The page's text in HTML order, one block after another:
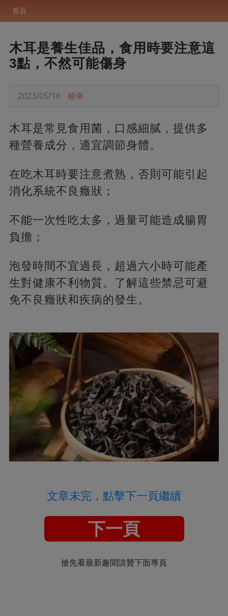
首頁
木耳是養生佳品，食用時要注意這
3點，不然可能傷身
2023/05/16 檢舉
木耳是常見食用菌，口感細膩，提供多
種營養成分，適宜調節身體。
在吃木耳時要注意煮熟，否則可能引起
消化系統不良癥狀；
不能一次性吃太多，過量可能造成腸胃
負擔；
泡發時間不宜過長，超過六小時可能產
生對健康不利物質。了解這些禁忌可避
免不良癥狀和疾病的發生。
文章未完，點擊下一頁繼續
下一頁
搶先看最新趣聞請贊下面專頁